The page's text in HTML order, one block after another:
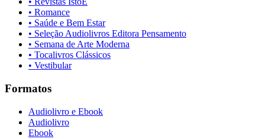
• Romance
• Saúde e Bem Estar
• Seleção Audiolivros Editora Pensamento
• Semana de Arte Moderna
• Tocalivros Clássicos
• Vestibular
Formatos
Audiolivro e Ebook
Audiolivro
Ebook